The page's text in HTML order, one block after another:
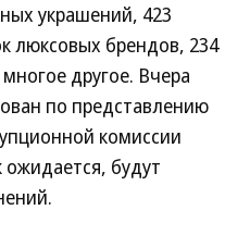
украшений, 423
люксовых брендов, 234
другое. Вчера
по представлению
комиссии
будут